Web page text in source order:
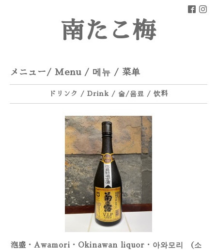
南たこ梅
メニュー/ Menu / 메뉴 / 菜单
ドリンク / Drink / 술/음료 / 饮料
泡盛・Awamori・Okinawan liquor・아와모리 （소